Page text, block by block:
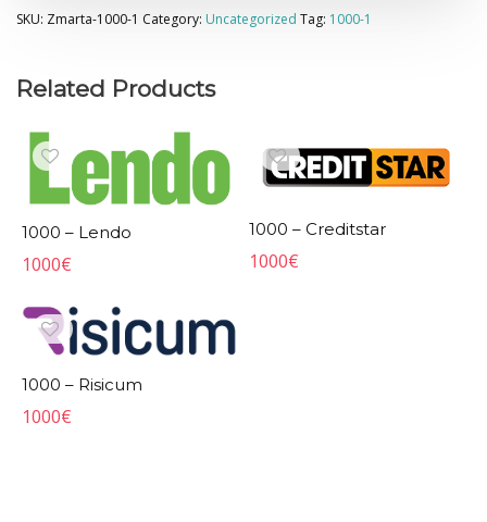
SKU: Zmarta-1000-1 Category: Uncategorized Tag: 1000-1
Related Products
1000 – Lendo
1000€
1000 – Creditstar
1000€
1000 – Risicum
1000€